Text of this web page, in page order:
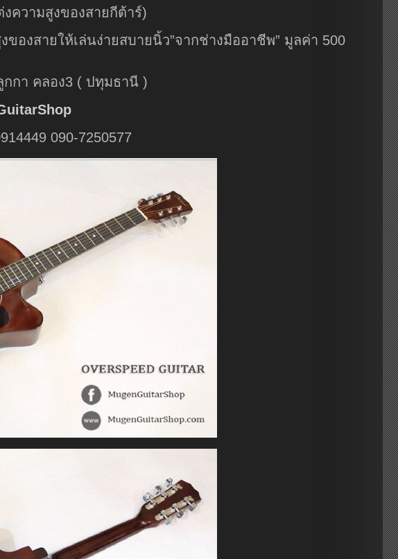
ความสูงของสายกีต้าร์)
ของสายให้เล่นง่ายสบายนิ้ว”จากช่างมืออาชีพ” มูลค่า 500
กา คลอง3 ( ปทุมธานี )
090-7250577